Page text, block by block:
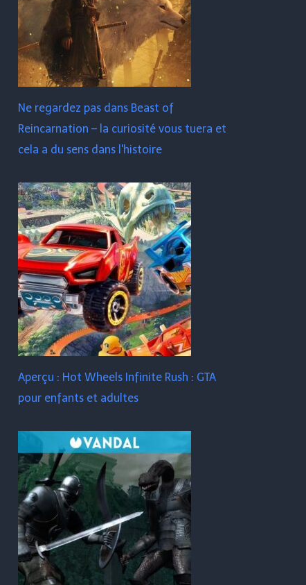
Ne regardez pas dans Beast of
Reincarnation – la curiosité vous tuera et
cela a du sens dans l'histoire
Aperçu : Hot Wheels Infinite Rush : GTA
pour enfants et adultes